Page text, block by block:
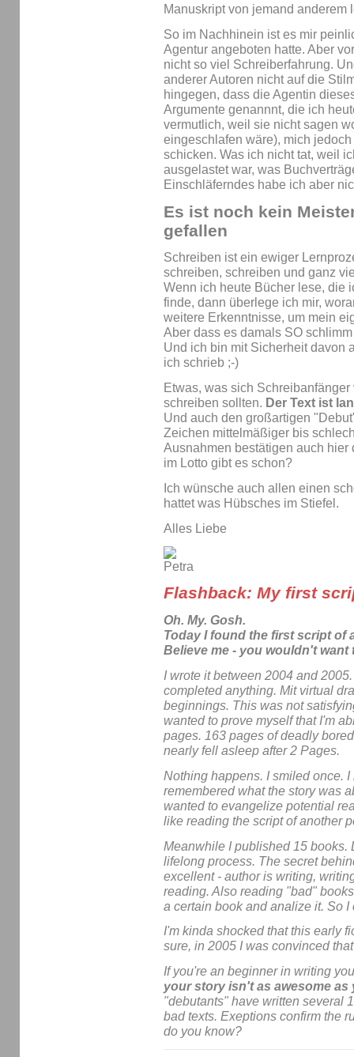
Manuskript von jemand anderem
So im Nachhinein ist es mir
Agentur angeboten hatte. Aber
nicht so viel Schreiberfahrung.
anderer Autoren nicht auf die
hingegen, dass die Agentin
Argumente genannnt, die ich
vermutlich, weil sie nicht sagen
eingeschlafen wäre), mich
schicken. Was ich nicht tat, weil
ausgelastet war, was
Einschläferndes habe ich aber
Es ist noch kein
gefallen
Schreiben ist ein ewiger
schreiben, schreiben und ganz
Wenn ich heute Bücher lese, die
finde, dann überlege ich mir,
weitere Erkenntnisse, um mein
Aber dass es damals SO
Und ich bin mit Sicherheit davon
ich schrieb ;-)
Etwas, was sich
schreiben sollten. Der Text ist
Und auch den großartigen
Zeichen mittelmäßiger bis
Ausnahmen bestätigen auch
im Lotto gibt es schon?
Ich wünsche auch allen einen
hattet was Hübsches im Stiefel.
Alles Liebe
Flashback: My first
Oh. My. Gosh.
Today I found the first script of
Believe me - you wouldn't want
I wrote it between 2004 and
completed anything. Mit virtual
beginnings. This was not
wanted to prove myself that I'm
pages. 163 pages of deadly
nearly fell asleep after 2 Pages.
Nothing happens. I smiled once.
remembered what the story was
wanted to evangelize potential
like reading the script of another
Meanwhile I published 15 books.
lifelong process. The secret
excellent - author is writing,
reading. Also reading "bad"
a certain book and analize it. So
I'm kinda shocked that this early
sure, in 2005 I was convinced
If you're an beginner in writing
your story isn't as awesome as
"debutants" have written several
bad texts. Exeptions confirm the
do you know?